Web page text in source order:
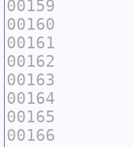
00159
00160
00161
00162
00163
00164
00165
00166